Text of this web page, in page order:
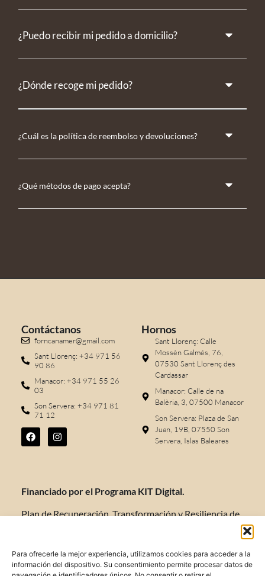
Para ofrecerle la mejor experiencia, utilizamos cookies para acceder a la
información del dispositivo. Su consentimiento permite procesar datos de
¿Puedo recibir mi pedido a domicilio?
¿Dónde recoge mi pedido?
¿Cuál es la política de reembolso y devoluciones?
¿Qué métodos de pago acepta?
Financiado por el Programa KIT Digital.
Plan de Recuperación, Transformación y Resiliencia de
Contáctanos
forncanamer@gmail.com
Sant Llorenç: +34 971 56
90 86
Manacor: +34 971 55 26
03
Son Servera: +34 971 81
71 12
Hornos
Sant Llorenç: Calle
Mossèn Galmés, 76,
07530 Sant Llorenç des
Cardassar
Manacor: Calle de na
Balèria, 3, 07500 Manacor
Son Servera: Plaza de San
Juan, 19B, 07550 Son
Servera, Islas Baleares